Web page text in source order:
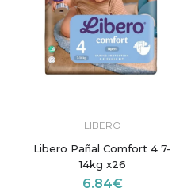
LIBERO
Libero Pañal Comfort 4 7-
14kg x26
6.84€